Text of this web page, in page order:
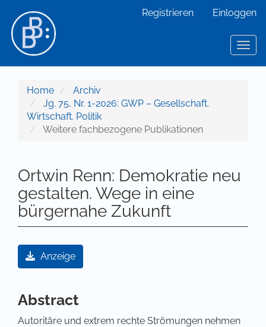
Hauptinhalt
Sidebar
Registrieren Einloggen
Home
Archiv
Jg. 75, Nr. 1-2026: GWP – Gesellschaft.
Wirtschaft. Politik
Weitere fachbezogene Publikationen
Ortwin Renn: Demokratie neu
gestalten. Wege in eine
bürgernahe Zukunft
Artikel-Sidebar
Anzeige
Hauptsächlicher Artikelinhalt
Abstract
Autoritäre und extrem rechte Strömungen nehmen